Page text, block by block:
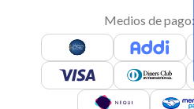
Medios de pago: